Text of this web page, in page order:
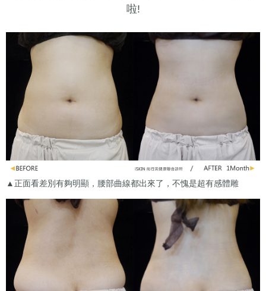
啦!
▲正面看差別有夠明顯，腰部曲線都出來了，不愧是超有感體雕